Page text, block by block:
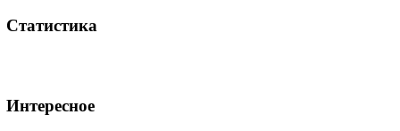
Статистика
Интересное